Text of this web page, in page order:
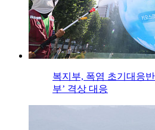
복지부, 폭염 초기대응
부’ 격상 대응